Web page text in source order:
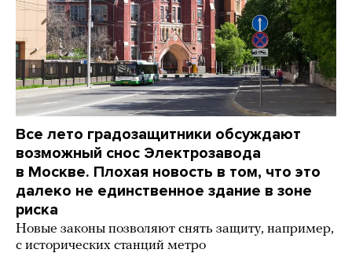
Все лето градозащитники обсуждают
возможный снос Электрозавода
в Москве. Плохая новость в том, что это
далеко не единственное здание в зоне
риска
Новые законы позволяют снять защиту, например,
с исторических станций метро